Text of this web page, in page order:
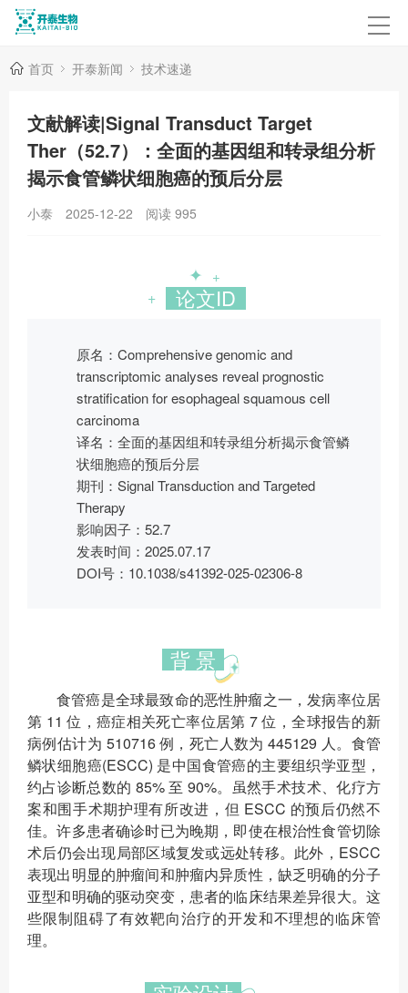
首页 开泰新闻 技术速递
文献解读|Signal Transduct Target
Ther（52.7）：全面的基因组和转录组分析
揭示食管鳞状细胞癌的预后分层
小泰 2025-12-22 阅读 995
✦ +
+ 论文ID
原名：Comprehensive genomic and
transcriptomic analyses reveal prognostic
stratification for esophageal squamous cell
carcinoma
译名：全面的基因组和转录组分析揭示食管鳞
状细胞癌的预后分层
期刊：Signal Transduction and Targeted
Therapy
影响因子：52.7
发表时间：2025.07.17
DOI号：10.1038/s41392-025-02306-8
背 景
食管癌是全球最致命的恶性肿瘤之一，发病率位居
第 11 位，癌症相关死亡率位居第 7 位，全球报告的新
病例估计为 510716 例，死亡人数为 445129 人。食管
鳞状细胞癌(ESCC) 是中国食管癌的主要组织学亚型，
约占诊断总数的 85% 至 90%。虽然手术技术、化疗方
案和围手术期护理有所改进，但 ESCC 的预后仍然不
佳。许多患者确诊时已为晚期，即使在根治性食管切除
术后仍会出现局部区域复发或远处转移。此外，ESCC
表现出明显的肿瘤间和肿瘤内异质性，缺乏明确的分子
亚型和明确的驱动突变，患者的临床结果差异很大。这
些限制阻碍了有效靶向治疗的开发和不理想的临床管
理。